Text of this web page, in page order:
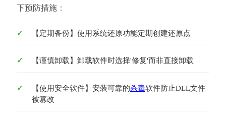
下预防措施：
【定期备份】使用系统还原功能定期创建还原点
【谨慎卸载】卸载软件时选择'修复'而非直接卸载
【使用安全软件】安装可靠的杀毒软件防止DLL文件
被篡改